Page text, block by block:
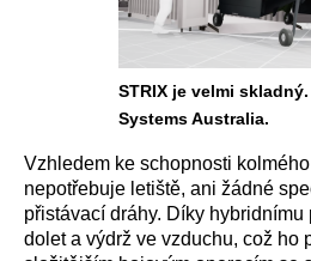
STRIX je velmi
Systems Australia.
Vzhledem ke schopnosti
nepotřebuje letiště, ani žádné
přistávací dráhy. Díky
dolet a výdrž ve vzduchu, což ho